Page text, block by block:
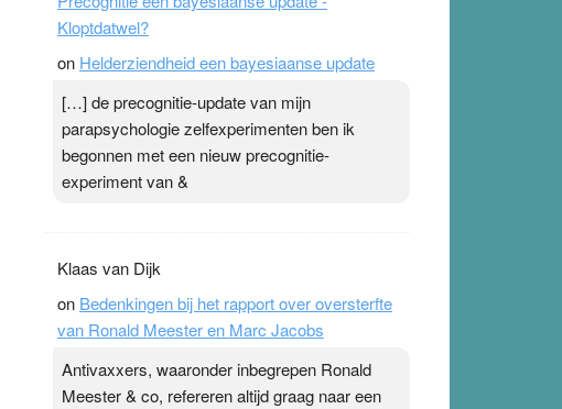
Kloptdatwel?
on Helderziendheid een bayesiaanse update
[…] de precognitie-update van mijn
parapsychologie zelfexperimenten ben ik
begonnen met een nieuw precognitie-
experiment van &
Klaas van Dijk
on Bedenkingen bij het rapport over oversterfte
van Ronald Meester en Marc Jacobs
Antivaxxers, waaronder inbegrepen Ronald
Meester & co, refereren altijd graag naar een